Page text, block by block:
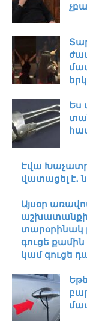
Ես
Էվա
վատացել է․
Այսօր
աշխատանքի,
տարօրինակ
գուցե
կամ գուցե